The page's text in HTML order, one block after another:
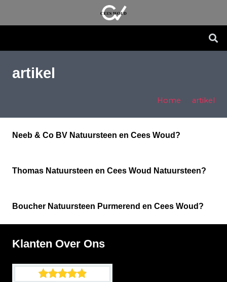
artikel
Home artikel
Neeb & Co BV Natuursteen en Cees Woud?
Thomas Natuursteen en Cees Woud Natuursteen?
Boucher Natuursteen Purmerend en Cees Woud?
Klanten Over Ons